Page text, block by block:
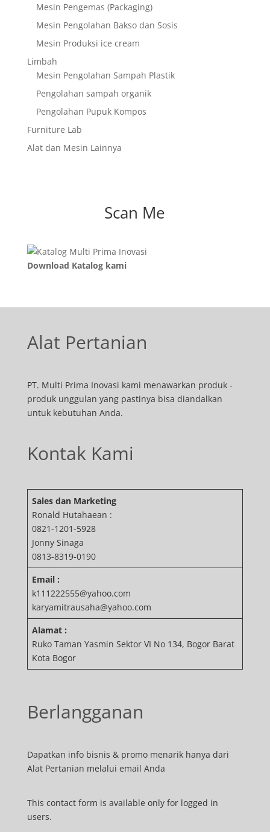
Mesin Pengemas (Packaging)
Mesin Pengolahan Bakso dan Sosis
Mesin Produksi ice cream
Limbah
Mesin Pengolahan Sampah Plastik
Pengolahan sampah organik
Pengolahan Pupuk Kompos
Furniture Lab
Alat dan Mesin Lainnya
Scan Me
Download Katalog kami
Alat Pertanian
PT. Multi Prima Inovasi kami menawarkan produk -
produk unggulan yang pastinya bisa diandalkan
untuk kebutuhan Anda.
Kontak Kami
Sales dan Marketing
Ronald Hutahaean :
0821-1201-5928
Jonny Sinaga
0813-8319-0190
Email :
k111222555@yahoo.com
karyamitrausaha@yahoo.com
Alamat :
Ruko Taman Yasmin Sektor VI No 134, Bogor Barat
Kota Bogor
Berlangganan
Dapatkan info bisnis & promo menarik hanya dari
Alat Pertanian melalui email Anda
This contact form is available only for logged in
users.